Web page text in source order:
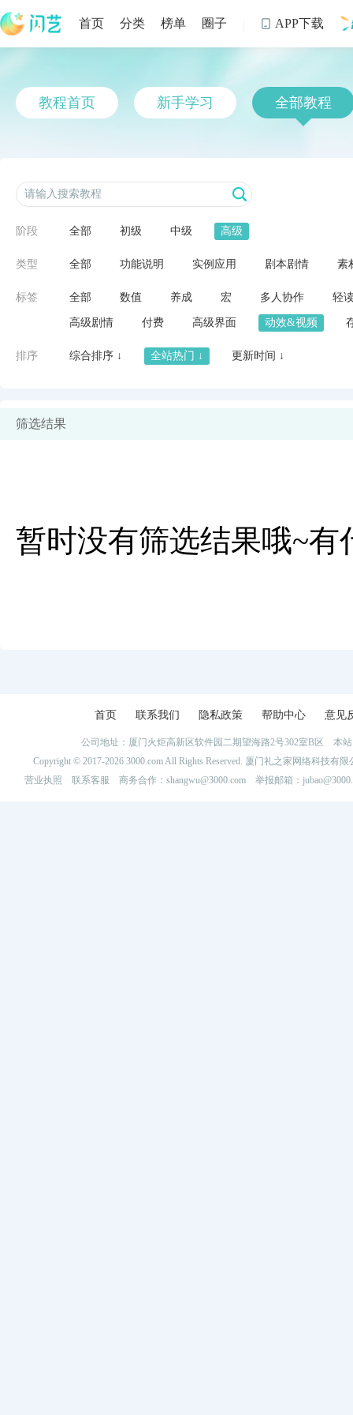
首页 分类 榜单 圈子  APP下载
教程首页 新手学习 全部教程
阶段 全部 初级 中级 高级
类型 全部 功能说明 实例应用 剧本剧情 素
标签 全部 数值 养成 宏 多人协作 轻
高级剧情 付费 高级界面 动效&视频
排序 综合排序 ↓ 全站热门 ↓ 更新时间 ↓
筛选结果
暂时没有筛选结果哦~
首页 联系我们 隐私政策 帮助中心 意见
公司地址：厦门火炬高新区软件园二期望海路2号302室B区 本
Copyright © 2017-2026 3000.com All Rights Reserved. 厦门礼之家网络科技
营业执照
联系客服 商务合作：shangwu@3000.com 举报邮箱：